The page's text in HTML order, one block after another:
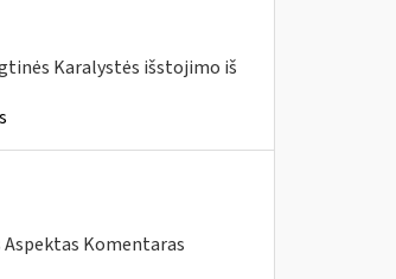
Karalystės išstojimo iš
Komentaras